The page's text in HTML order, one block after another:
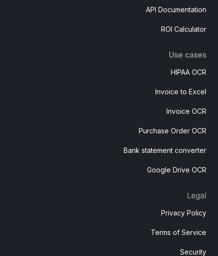
API Documentation
ROI Calculator
Use cases
HIPAA OCR
Invoice to Excel
Invoice OCR
Purchase Order OCR
Bank statement converter
Google Drive OCR
Legal
Privacy Policy
Terms of Service
Security